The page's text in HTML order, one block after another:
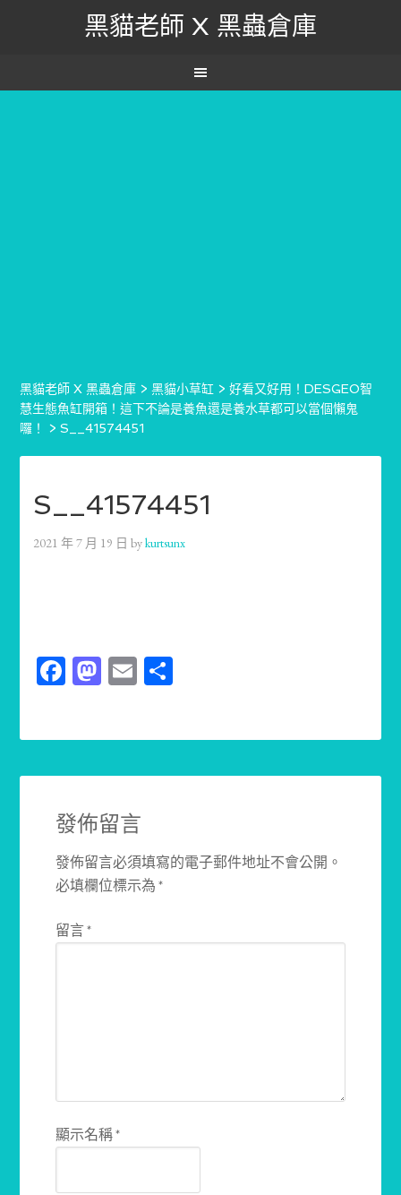
黑貓老師 X 黑蟲倉庫
黑貓老師 X 黑蟲倉庫 >黑貓小草缸 >好看又好用！DESGEO智
慧生態魚缸開箱！這下不論是養魚還是養水草都可以當個懶鬼
囉！
>S__41574451
S__41574451
2021 年 7 月 19 日 bykurtsunx
Facebook
Mastodon
Email
發佈留言
發佈留言必須填寫的電子郵件地址不會公開。
必填欄位標示為*
留言*
顯示名稱*